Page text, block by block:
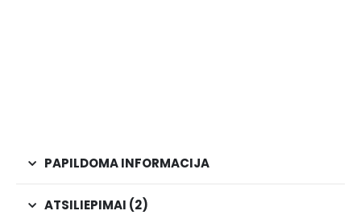
PAPILDOMA INFORMACIJA
ATSILIEPIMAI (2)